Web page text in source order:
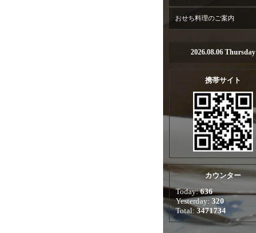
おせち料理のご案内
2026.08.06 Thursday
携帯サイト
カウンター
Today:636
Yesterday: 320
Total: 3471734